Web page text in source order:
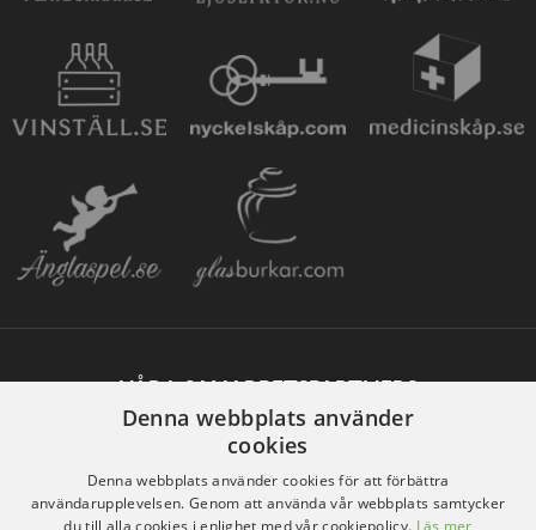
VÅRA SAMARBETSPARTNERS
Denna webbplats använder
cookies
Denna webbplats använder cookies för att förbättra
användarupplevelsen. Genom att använda vår webbplats samtycker
du till alla cookies i enlighet med vår cookiepolicy. Läs mer